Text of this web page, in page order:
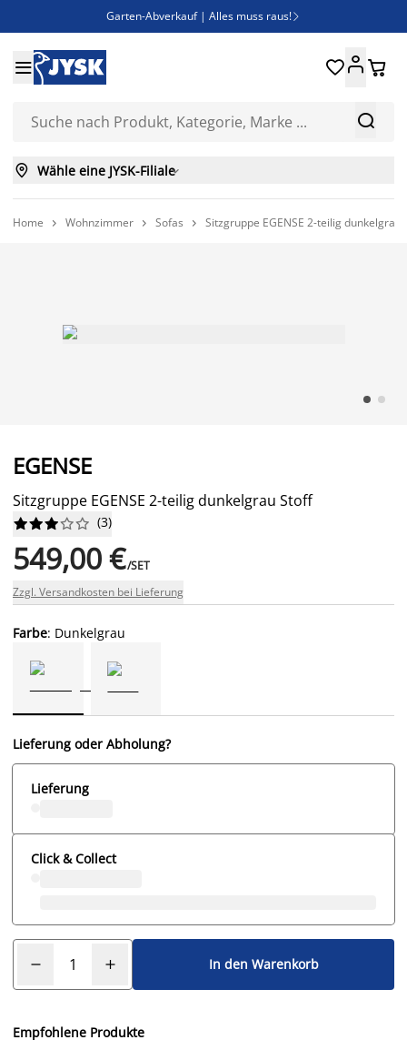
Garten-Abverkauf | Alles muss raus! 
Bist du Unternehmer? Entdecke JYSK-B2B
Esszimmerstuhl ADSLEV um nur 40€


 
 Wähle eine JYSK-Filiale
Home  Wohnzimmer  Sofas  Sitzgruppe EGENSE 2-teilig dunkelgrau
EGENSE
Sitzgruppe EGENSE 2-teilig dunkelgrau Stoff





 (3)
549,00 €/SET
Zzgl. Versandkosten bei Lieferung
Farbe: Dunkelgrau
Lieferung oder Abholung?
Lieferung
Click & Collect
In den Warenkorb
Empfohlene Produkte